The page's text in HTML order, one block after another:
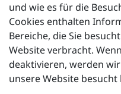
und wie es für die
Cookies enthalten
Bereiche, die Sie
Website verbracht.
deaktivieren, werden
unsere Website besucht